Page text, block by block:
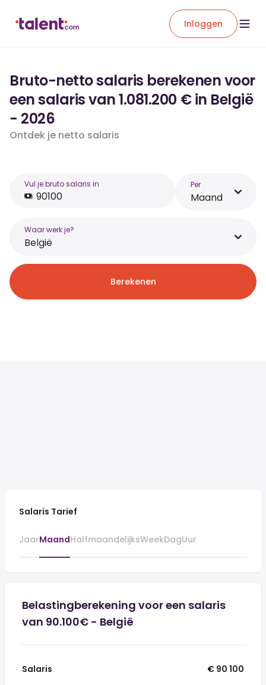
Inloggen
Bruto-netto salaris berekenen voor
een salaris van 1.081.200 € in België
- 2026
Ontdek je netto salaris
Vul je bruto salaris in Per
Maand
Waar werk je?
België
Berekenen
Salaris Tarief
JaarMaandHalfmaandelijksWeekDagUur
Belastingberekening voor een salaris
van 90.100€ - België
Salaris
€ 90 100